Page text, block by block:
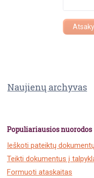
Naujienų archyvas
Populiariausios nuorodos
Ieškoti pateiktų
Teikti dokumentus į
Formuoti ataskaitas